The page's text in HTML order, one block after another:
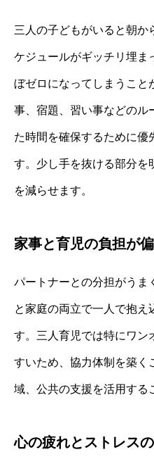
三人の子どもがいると朝か
ケジュールがギッチリ埋ま
ぼゼロになってしまうこと
事、宿題、習い事などのル
た時間を確保するために優
す。少し手を抜ける部分を
を減らせます。
家事と育児の負担が
パートナーとの分担がうま
と家庭の両立で一人で抱え
す。三人育児では特にワン
すいため、協力体制を築く
域、公共の支援を活用する
心の疲れとストレス